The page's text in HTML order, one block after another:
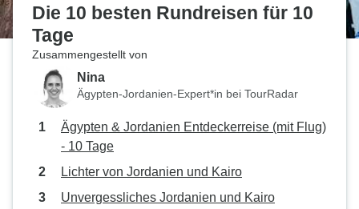
Die 10 besten Rundreisen für 10
Tage
Zusammengestellt von
Nina
Ägypten-Jordanien-Expert*in bei TourRadar
Ägypten & Jordanien Entdeckerreise (mit Flug)
- 10 Tage
Lichter von Jordanien und Kairo
Unvergessliches Jordanien und Kairo